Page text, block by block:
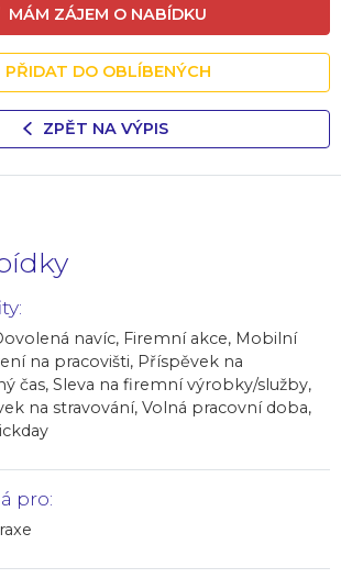
MÁM ZÁJEM O NABÍDKU
PŘIDAT DO OBLÍBENÝCH
ZPĚT NA VÝPIS
navíc, Firemní akce, Mobilní
na pracovišti, Příspěvek na
čas, Sleva na firemní výrobky/služby,
na stravování, Volná pracovní doba,
pro: